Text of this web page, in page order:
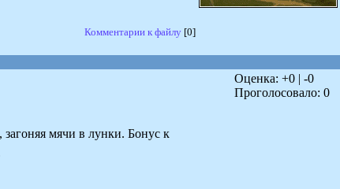
Комментарии к файлу [0]
мячи в лунки. Бонус к
Оценка: +0 | -0
Проголосовало: 0